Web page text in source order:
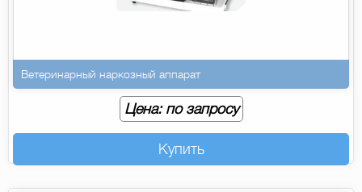
Ветеринарный наркозный аппарат
Цена: по запросу
Купить